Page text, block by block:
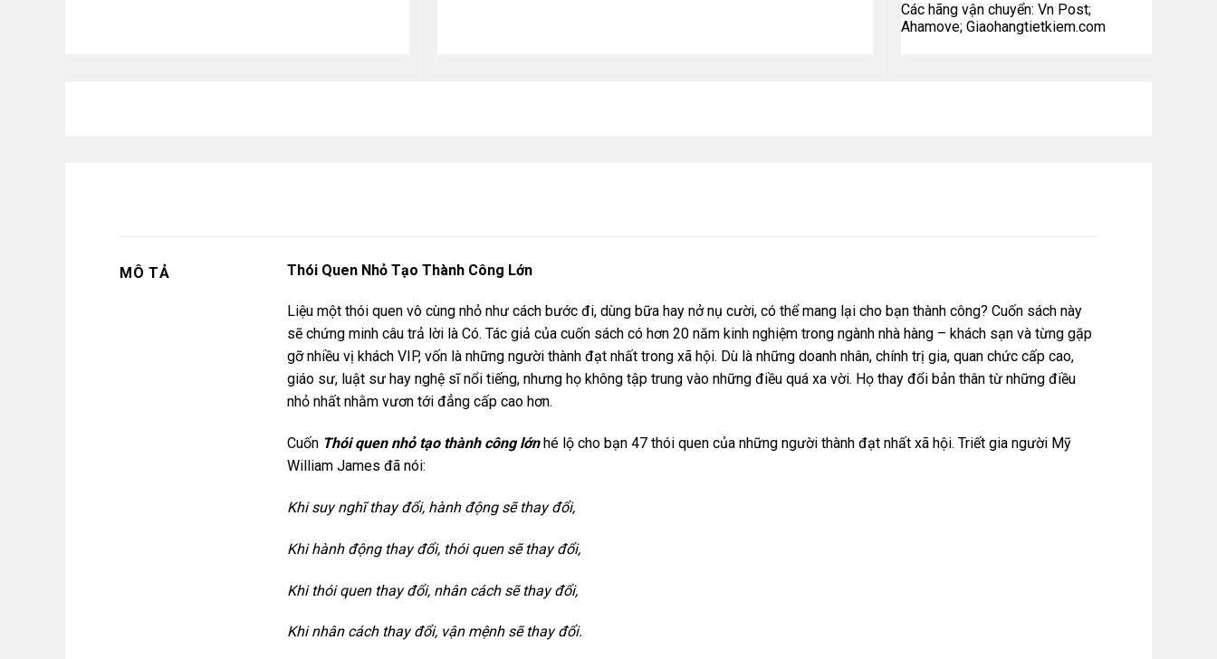
Các hãng vận chuyển: Vn Post;
Ahamove; Giaohangtietkiem.com
MÔ TẢ Thói Quen Nhỏ Tạo Thành Công Lớn
Liệu một thói quen vô cùng nhỏ như cách bước đi, dùng bữa hay nở nụ cười, có thể mang lại cho bạn thành công? Cuốn sách này
sẽ chứng minh câu trả lời là Có. Tác giả của cuốn sách có hơn 20 năm kinh nghiệm trong ngành nhà hàng – khách sạn và từng gặp
gỡ nhiều vị khách VIP, vốn là những người thành đạt nhất trong xã hội. Dù là những doanh nhân, chính trị gia, quan chức cấp cao,
giáo sư, luật sư hay nghệ sĩ nổi tiếng, nhưng họ không tập trung vào những điều quá xa vời. Họ thay đổi bản thân từ những điều
nhỏ nhất nhằm vươn tới đẳng cấp cao hơn.
Cuốn Thói quen nhỏ tạo thành công lớnhé lộ cho bạn 47 thói quen của những người thành đạt nhất xã hội. Triết gia người Mỹ
William James đã nói:
Khi suy nghĩ thay đổi, hành động sẽ thay đổi,
Khi hành động thay đổi, thói quen sẽ thay đổi,
Khi thói quen thay đổi, nhân cách sẽ thay đổi,
Khi nhân cách thay đổi, vận mệnh sẽ thay đổi.